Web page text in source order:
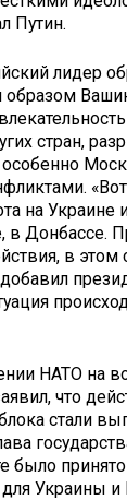
Путин.
лидер
стран,
на
в Донбассе.
в этом
добавил
НАТО на
что
стали
было
Украины и